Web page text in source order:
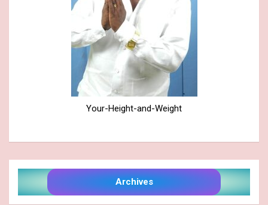
Your-Height-and-Weight
Archives